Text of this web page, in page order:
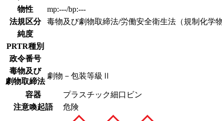
物性
mp:---/bp:---
法規区分
毒物及び劇物取締法/労働安全衛生法（規制化学
純度
PRTR種別
政令番号
毒物及び
劇物取締法
劇物－包装等級Ⅱ
容器
プラスチック細口ビン
注意喚起語
危険